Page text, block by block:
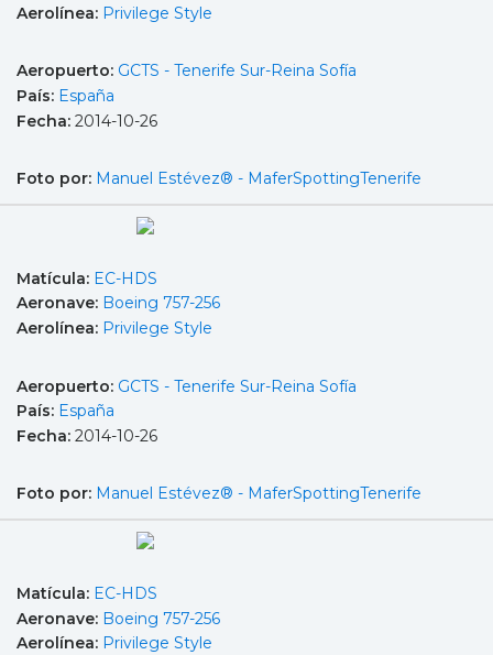
Aerolínea: Privilege Style
Aeropuerto: GCTS - Tenerife Sur-Reina Sofía
País: España
Fecha: 2014-10-26
Foto por: Manuel Estévez® - MaferSpottingTenerife
Matícula: EC-HDS
Aeronave: Boeing 757-256
Aerolínea: Privilege Style
Aeropuerto: GCTS - Tenerife Sur-Reina Sofía
País: España
Fecha: 2014-10-26
Foto por: Manuel Estévez® - MaferSpottingTenerife
Matícula: EC-HDS
Aeronave: Boeing 757-256
Aerolínea: Privilege Style